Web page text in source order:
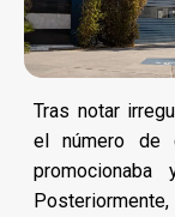
Tras notar
el número de